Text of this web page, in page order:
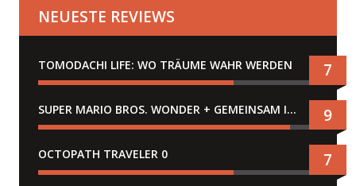
NEUESTE REVIEWS
TOMODACHI LIFE: WO TRÄUME WAHR WERDEN 7
SUPER MARIO BROS. WONDER + GEMEINSAM IM BELLABEL-PARK 9
OCTOPATH TRAVELER 0 7